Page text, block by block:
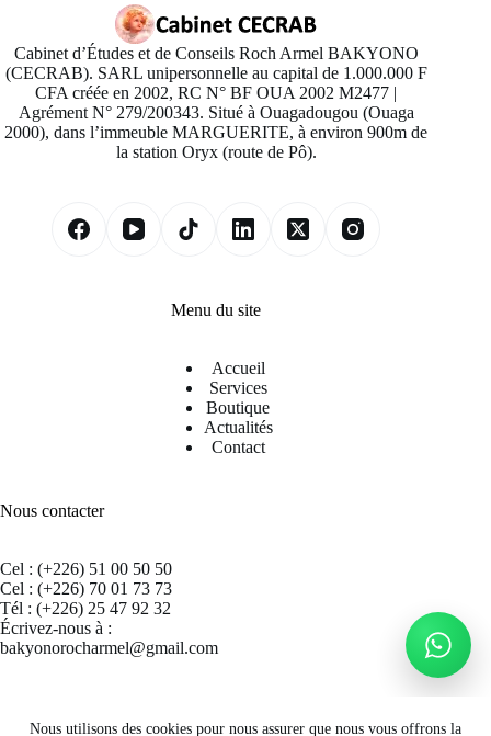
Nous utilisons des cookies pour nous assurer que nous vous offrons la
Cabinet d’Études et de Conseils Roch Armel BAKYONO
(CECRAB). SARL unipersonnelle au capital de 1.000.000 F
CFA créée en 2002, RC N° BF OUA 2002 M2477 |
Agrément N° 279/200343. Situé à Ouagadougou (Ouaga
2000), dans l’immeuble MARGUERITE, à environ 900m de
la station Oryx (route de Pô).
Menu du site
Accueil
Services
Boutique
Actualités
Contact
Nous contacter
Cel : (+226) 51 00 50 50
Cel : (+226) 70 01 73 73
Tél : (+226) 25 47 92 32
Écrivez-nous à :
bakyonorocharmel@gmail.com